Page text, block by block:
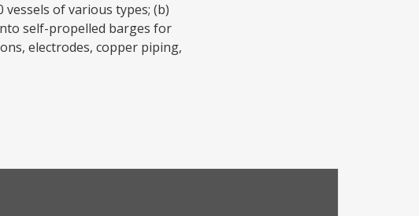
of various types; (b)
self-propelled barges for
electrodes, copper piping,